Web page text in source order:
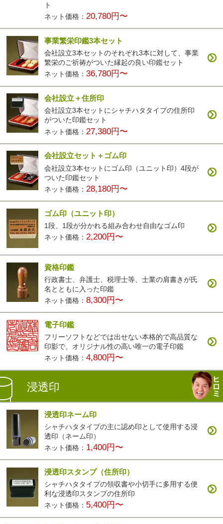
ト
ネット価格： 20,780円〜
事業繁栄印鑑3本セット
会社設立3本セットのそれぞれ3本に対して、事業
繁栄のご祈祷がついた縁起の良い印鑑セット
ネット価格：36,780円〜
会社設立＋住所印
会社設立3本セットにシャチハタタイプの住所印
がついた印鑑セット
ネット価格： 27,380円〜
会社設立セット＋ゴム印
会社設立3本セットにゴム印（ユニット印）4段が
ついた印鑑セット
ネット価格： 28,180円〜
ゴム印（ユニット印）
1段、1段が分かれる組み合わせ自由なゴム印
ネット価格：2,200円〜
資格印鑑
行政書士、弁護士、税理士等、士業の肩書きが氏
名とともに入った印鑑
ネット価格：8,300円〜
電子印鑑
フリーソフトなどでは出せない本格的で高品質な
印影で、オリジナル性の高い唯一の電子印鑑
ネット価格：4,800円〜
浸透印
浸透印ネーム印
シャチハタタイプの主に認め印として使用する浸
透印（ネーム印）
ネット価格： 1,400円〜
浸透印スタンプ（住所印）
シャチハタタイプの領収書や小切手に多用する便
利な浸透印スタンプの住所印
ネット価格： 5,400円〜